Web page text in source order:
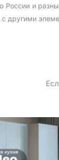
России и
с другими